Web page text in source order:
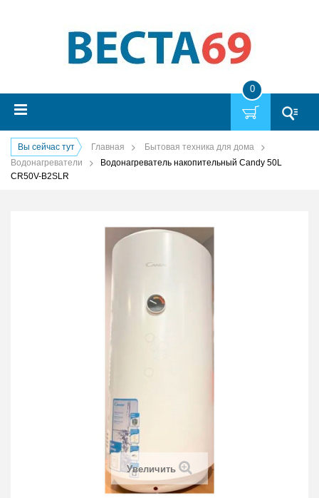
0
Вы сейчас тут Главная
Бытовая техника для дома
Водонагреватели
Водонагреватель накопительный Candy 50L
CR50V-B2SLR
Увеличить